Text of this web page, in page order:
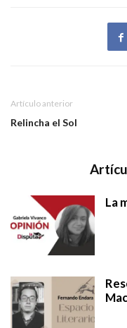
Artículo anterior
Relincha el Sol
La